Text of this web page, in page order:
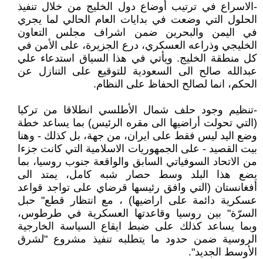
-الاسراع في ترتيب أوضاع دول الخليج من خلال تنفيذ
الحلول التي وضعت في بدايات العام الحالي لما يجري
في اليمن والبحرين ضمن اشراف مجلس التعاون
الخليجي وذراعه العسكري، درع الجزيرة، على الأمن في
كل منطقة الخليج. ويأتي في هذا السياق استدعاء علي
عبدالله صالح الى السعودية للتوقيع على التنازل عن
الحكم، انما لصالح الحفاظ على النظام.
-تنظيم وجود حلف شمال الأطلسي انطلاقا من تركيا
(التي تحولت أراضيها الى مقره الرئيس) بما يساعد خطة
وضع اليد ليس فقط على ايران، من جهة، بل كذلك - وهنا
بيت القصيد - على الجمهوريات الاسلامية التي كانت جزءا
من الاتحاد السوفياتي السابق والواقعة جنوب روسيا، بما
يضع هذا البلد وسط حصار شبه كامل، يمتد الى
أفغانستان (التي وافق رئيسها قرضاي على تواجد قواعد
عسكرية دائمة على اراضيها) ، مع انتظار قطع" حبل
السرّة" بين روسيا وقاعدتها العسكرية في طرطوس،
وبما يساعد كذلك على ضبط ايقاع السياسة الخارجية
الروسية ضمن حدود ما يتطلبه تنفيذ مشروع "لشرق
الأوسط الجديد".